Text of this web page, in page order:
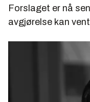
Forslaget er nå
avgjørelse kan